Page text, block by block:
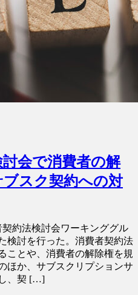
会で消費者の解
ブスク契約への対
約法検討会ワーキンググル
検討を行った。消費者契約法
ことや、消費者の解除権を規
ほか、サブスクリプションサ
、契 […]